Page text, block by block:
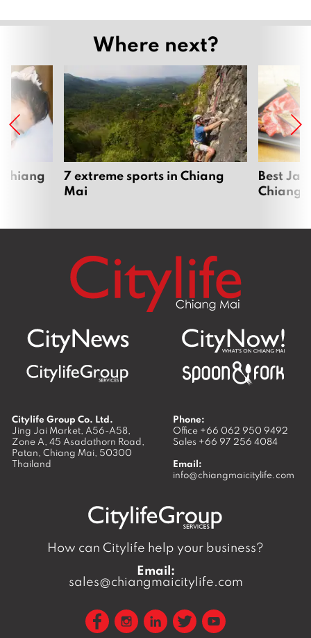
Where next?
7 extreme sports in Chiang
Mai
Best
Chiang
Citylife Group Co. Ltd.
Jing Jai Market, A56-A58,
Zone A, 45 Asadathorn Road,
Patan, Chiang Mai, 50300
Thailand
Phone:
Office +66 062 950 9492
Sales +66 97 256 4084
Email:
info@chiangmaicitylife.com
How can Citylife help your business?
Email:
sales@chiangmaicitylife.com